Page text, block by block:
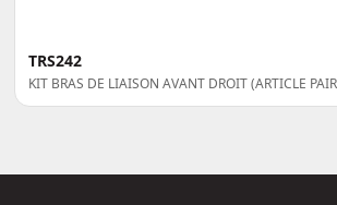
TRS242
KIT BRAS DE LIAISON AVANT DROIT (ARTICLE